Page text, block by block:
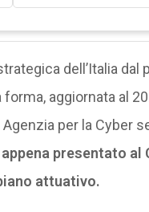
dell’Italia
forma, aggiornata al
Agenzia per la
presentato al
attuativo.